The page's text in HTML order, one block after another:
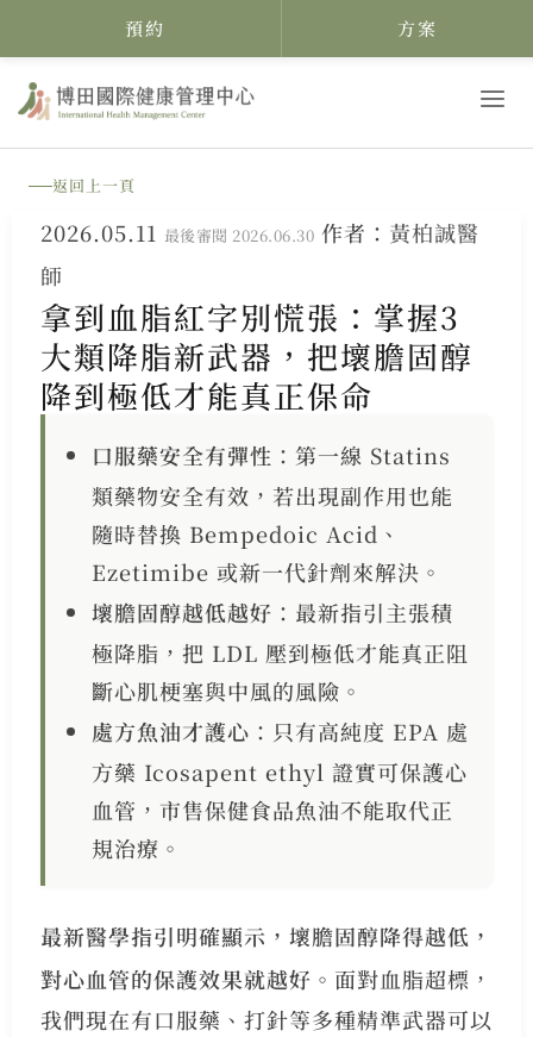
至
主
預約 方案
返回上一頁
2026.05.11 最後審閱 2026.06.30 作者： 黃柏誠醫
師
拿到血脂紅字別慌張：掌握3
大類降脂新武器，把壞膽固醇
降到極低才能真正保命
口服藥安全有彈性 ：第一線 Statins
類藥物安全有效，若出現副作用也能
隨時替換 Bempedoic Acid、
Ezetimibe 或新一代針劑來解決。
壞膽固醇越低越好 ：最新指引主張積
極降脂，把 LDL 壓到極低才能真正阻
斷心肌梗塞與中風的風險。
處方魚油才護心 ：只有高純度 EPA 處
方藥 Icosapent ethyl 證實可保護心
血管，市售保健食品魚油不能取代正
規治療。
最新醫學指引明確顯示，壞膽固醇降得越低，
對心血管的保護效果就越好。 面對血脂超標，
我們現在有口服藥、打針等多種精準武器可以